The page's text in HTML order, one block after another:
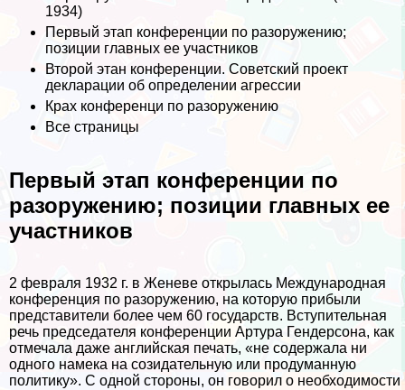
1934)
Первый этап конференции по разоружению;
позиции главных ее участников
Второй этан конференции. Советский проект
декларации об определении агрессии
Крах конференци по разоружению
Все страницы
Первый этап конференции по
разоружению; позиции главных ее
участников
2 февраля 1932 г. в Женеве открылась Международная
конференция по разору­жению, на которую прибыли
представи­тели более чем 60 государств. Вступитель­ная
речь председателя конференции Ар­тура Гендерсона, как
отмечала даже английская печать, «не содержала ни
одного намека на созидательную или продуман­ную
политику». С одной стороны, он говорил о необходимости